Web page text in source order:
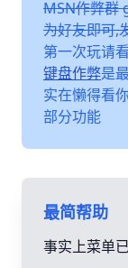
MSN作弊群
为好友即可,
第一次玩请看
键盘作弊是
实在懒得看
部分功能
最简帮助
事实上菜单